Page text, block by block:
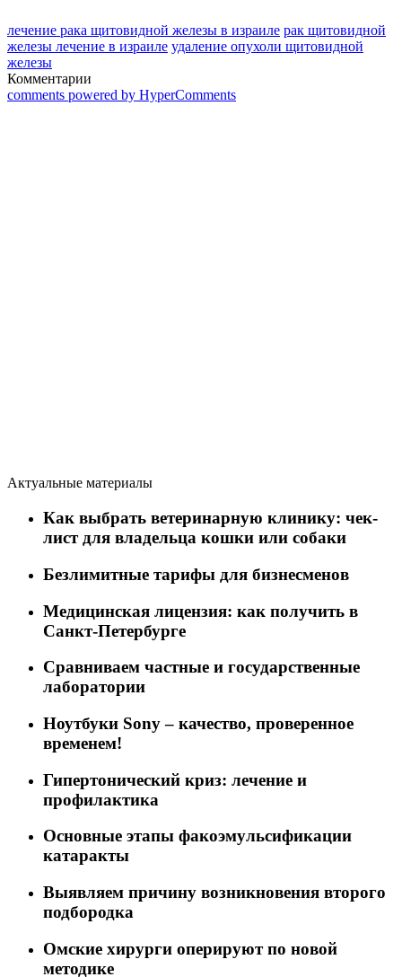
лечение рака щитовидной железы в израиле рак щитовидной
железы лечение в израиле удаление опухоли щитовидной
железы
Комментарии
comments powered by HyperComments
Актуальные материалы
Как выбрать ветеринарную клинику: чек-
лист для владельца кошки или собаки
Безлимитные тарифы для бизнесменов
Медицинская лицензия: как получить в
Санкт-Петербурге
Сравниваем частные и государственные
лаборатории
Ноутбуки Sony – качество, проверенное
временем!
Гипертонический криз: лечение и
профилактика
Основные этапы факоэмульсификации
катаракты
Выявляем причину возникновения второго
подбородка
Омские хирурги оперируют по новой
методике